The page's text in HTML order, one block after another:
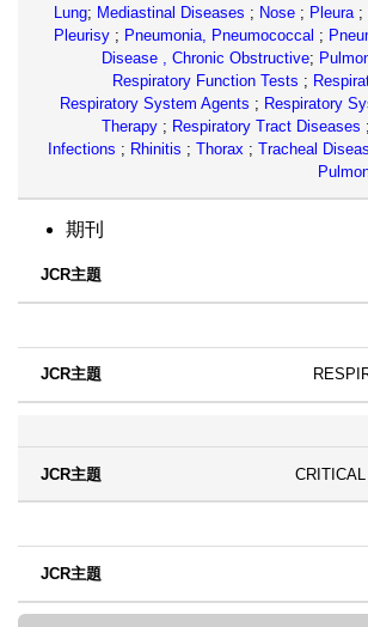
Lung; Mediastinal Diseases ; Nose ; Pleura ;
Pleurisy ; Pneumonia, Pneumococcal ;
Disease , Chronic Obstructive;
Respiratory Function Tests ;
Respiratory System Agents ; Respiratory
Therapy ; Respiratory Tract Diseases ;
Infections ; Rhinitis ; Thorax ; Tracheal
期刊